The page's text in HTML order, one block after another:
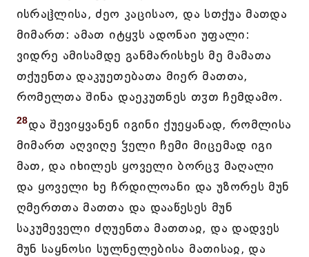
ისრაჱლისა, ძეო კაცისაო, და სთქუა მათდა
მიმართ: ამათ იტყჳს ადონაი უფალი:
ვიდრე ამისამდე განმარისხეს მე მამათა
თქუენთა დაკუეთებათა მიერ მათთა,
რომელთა შინა დაეკუთნეს თჳთ ჩემდამო.
28და შევიყვანენ იგინი ქუეყანად, რომლისა
მიმართ აღვიღე ჴელი ჩემი მიცემად იგი
მათ, და იხილეს ყოველი ბორცჳ მაღალი
და ყოველი ხე ჩრდილოანი და უზორეს მუნ
ღმერთთა მათთა და დააწესეს მუნ
საკუმეველი ძღუენთა მათთაჲ, და დადვეს
მუნ საყნოსი სულნელებისა მათისაჲ, და